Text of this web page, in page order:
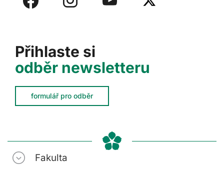
Přihlaste si
odběr newsletteru
formulář pro odběr
Fakulta